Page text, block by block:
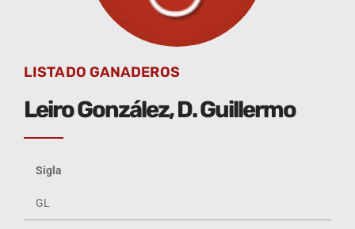
LISTADO GANADEROS
Leiro González, D. Guillermo
Sigla
GL